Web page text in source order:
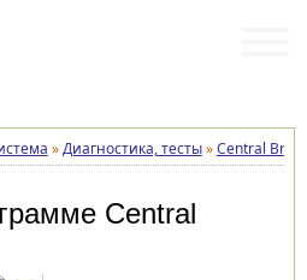
»Диагностика, тесты»Central
Central